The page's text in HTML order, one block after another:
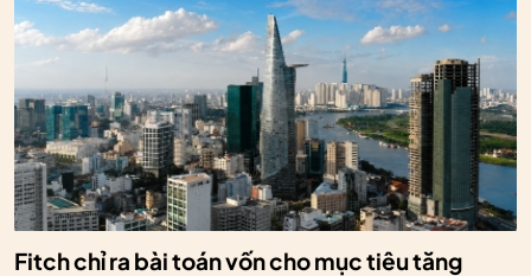
Fitch chỉ ra bài toán vốn cho mục tiêu tăng